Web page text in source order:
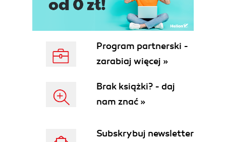
Program partnerski -
zarabiaj więcej »
Brak książki? - daj
nam znać »
Subskrybuj newsletter